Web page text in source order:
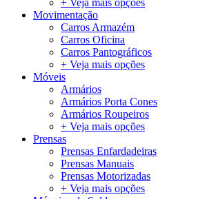
+ Veja mais opções
Movimentação
Carros Armazém
Carros Oficina
Carros Pantográficos
+ Veja mais opções
Móveis
Armários
Armários Porta Cones
Armários Roupeiros
+ Veja mais opções
Prensas
Prensas Enfardadeiras
Prensas Manuais
Prensas Motorizadas
+ Veja mais opções